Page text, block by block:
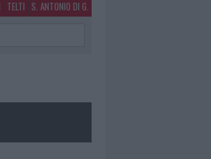
TELTI S. ANTONIO DI G.